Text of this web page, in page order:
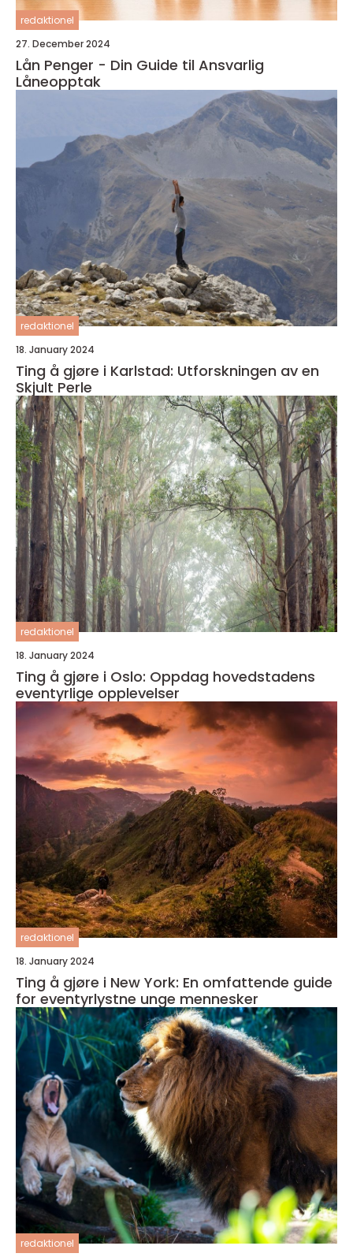
redaktionel
27. December 2024
Lån Penger - Din Guide til Ansvarlig
Låneopptak
redaktionel
18. January 2024
Ting å gjøre i Karlstad: Utforskningen av en
Skjult Perle
redaktionel
18. January 2024
Ting å gjøre i Oslo: Oppdag hovedstadens
eventyrlige opplevelser
redaktionel
18. January 2024
Ting å gjøre i New York: En omfattende guide
for eventyrlystne unge mennesker
redaktionel